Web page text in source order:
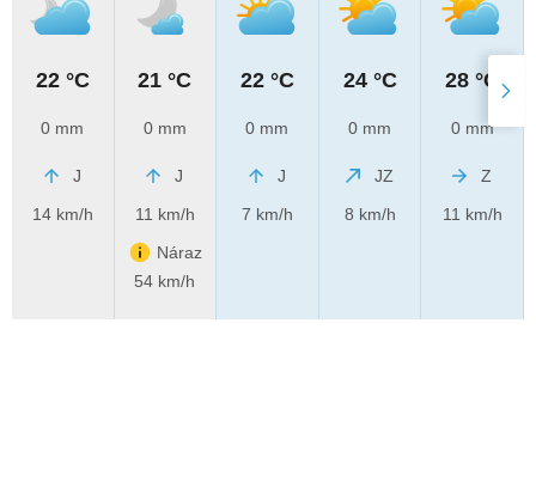
22 °C
0 mm
J
14 km/h
21 °C
0 mm
J
11 km/h
Náraz
54 km/h
22 °C
0 mm
J
7 km/h
24 °C
0 mm
JZ
8 km/h
28 °C
0 mm
Z
11 km/h